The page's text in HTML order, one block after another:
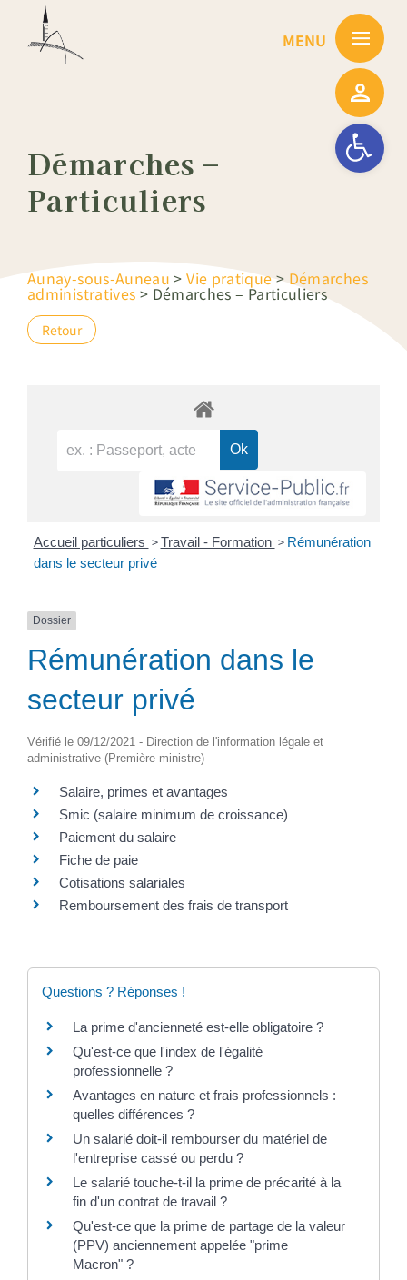
Ouvrir la
Démarches –
Particuliers
Aunay-sous-Auneau >Vie pratique>Démarches
administratives > Démarches – Particuliers
Retour
Accueil particuliers > Travail - Formation > Rémunération
dans le secteur privé
Dossier
Rémunération dans le
secteur privé
Vérifié le 09/12/2021 - Direction de l'information légale et
administrative (Première ministre)
Salaire, primes et avantages
Smic (salaire minimum de croissance)
Paiement du salaire
Fiche de paie
Cotisations salariales
Remboursement des frais de transport
Questions ? Réponses !
La prime d'ancienneté est-elle obligatoire ?
Qu'est-ce que l'index de l'égalité
professionnelle ?
Avantages en nature et frais professionnels :
quelles différences ?
Un salarié doit-il rembourser du matériel de
l'entreprise cassé ou perdu ?
Le salarié touche-t-il la prime de précarité à la
fin d'un contrat de travail ?
Qu'est-ce que la prime de partage de la valeur
(PPV) anciennement appelée "prime
Macron" ?